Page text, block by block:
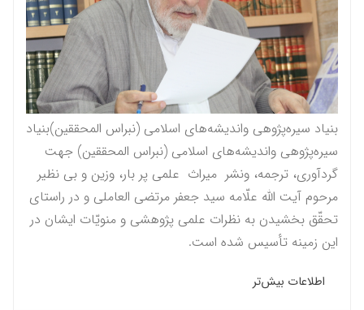
بنیاد سیره‌پژوهی واندیشه‌های اسلامی (نبراس المحققين)بنیاد
سیره‌پژوهی واندیشه‌های اسلامی (نبراس المحققين) جهت
گردآوری، ترجمه، ونشر میراث علمی پر بار، وزین و بی نظیر
مرحوم آيت الله علّامه سيد جعفر مرتضى العاملى و در راستاى
تحقّق بخشيدن به نظرات علمى پژوهشى و منویّات ايشان در
این زمینه تأسیس شده است.
اطلاعات بیش‌تر